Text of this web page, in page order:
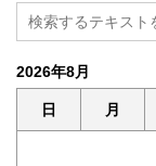
2026年8月
日 月